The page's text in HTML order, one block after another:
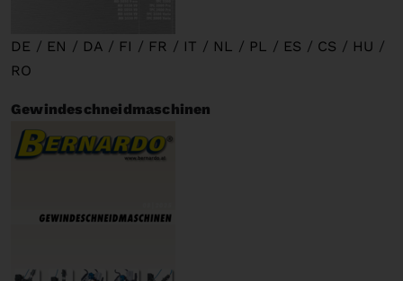
DE / EN / DA / FI / FR / IT / NL / PL / ES / CS / HU /
RO
Gewindeschneidmaschinen